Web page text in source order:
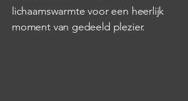
lichaamswarmte voor een heerlijk
moment van gedeeld plezier.